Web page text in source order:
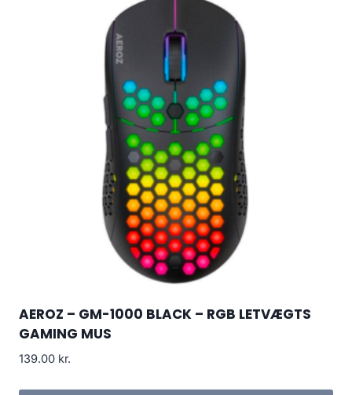
AEROZ – GM-1000 BLACK – RGB LETVÆGTS
GAMING MUS
139.00 kr.